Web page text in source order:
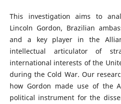
This investigation aims to
Lincoln Gordon, Brazilian
and a key player in the
intellectual articulator of
international interests of the
during the Cold War. Our
how Gordon made use of the
political instrument for the